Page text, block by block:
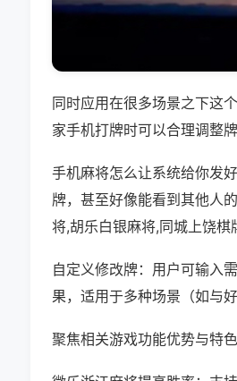
同时应用在很多场景之下这
家手机打牌时可以合理调整
手机麻将怎么让系统给你发
牌，甚至好像能看到其他人
将,胡乐白银麻将,同城上饶棋
自定义修改牌：用户可输入
果，适用于多种场景（如与
聚焦相关游戏功能优势与特色